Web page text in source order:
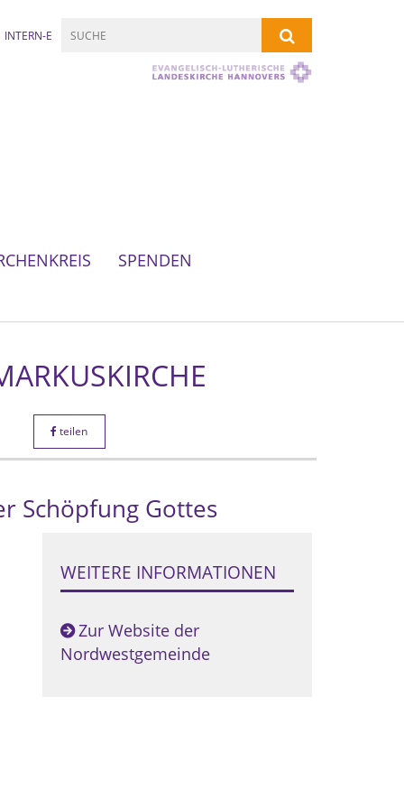
INTERN-E
SPENDEN
teilen
Schöpfung Gottes
WEITERE INFORMATIONEN
Zur Website der
Nordwestgemeinde